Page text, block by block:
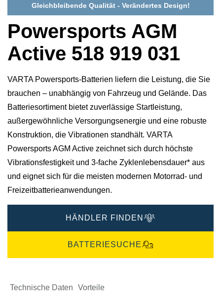
Gleichbleibende Qualität - Verändertes Design!
Powersports AGM
Active 518 919 031
VARTA Powersports-Batterien liefern die Leistung, die Sie
brauchen – unabhängig von Fahrzeug und Gelände. Das
Batteriesortiment bietet zuverlässige Startleistung,
außergewöhnliche Versorgungsenergie und eine robuste
Konstruktion, die Vibrationen standhält. VARTA
Powersports AGM Active zeichnet sich durch höchste
Vibrationsfestigkeit und 3-fache Zyklenlebensdauer* aus
und eignet sich für die meisten modernen Motorrad- und
Freizeitbatterieanwendungen.
HÄNDLER FINDEN
BATTERIESUCHE
Technische Daten Vorteile